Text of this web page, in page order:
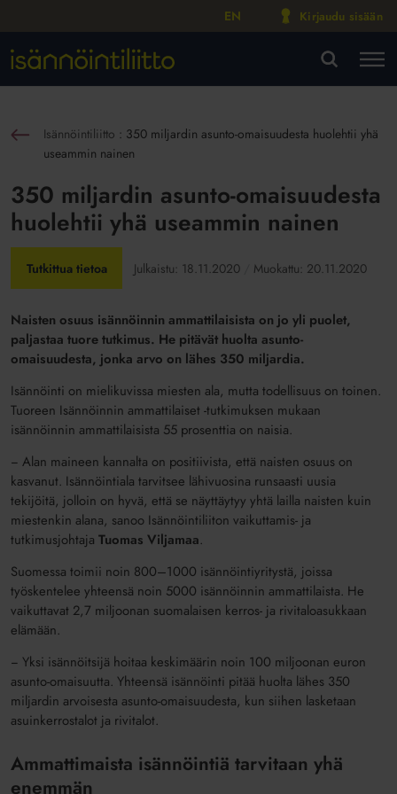
EN Kirjaudu sisään
Isännöintiliitto : 350 miljardin asunto-omaisuudesta huolehtii yhä
useammin nainen
350 miljardin asunto-omaisuudesta
huolehtii yhä useammin nainen
Tutkittua tietoa Julkaistu: 18.11.2020 Muokattu: 20.11.2020
Naisten osuus isännöinnin ammattilaisista on jo yli puolet,
paljastaa tuore tutkimus. He pitävät huolta asunto-
omaisuudesta, jonka arvo on lähes 350 miljardia.
Isännöinti on mielikuvissa miesten ala, mutta todellisuus on toinen.
Tuoreen Isännöinnin ammattilaiset -tutkimuksen mukaan
isännöinnin ammattilaisista 55 prosenttia on naisia.
− Alan maineen kannalta on positiivista, että naisten osuus on
kasvanut. Isännöintiala tarvitsee lähivuosina runsaasti uusia
tekijöitä, jolloin on hyvä, että se näyttäytyy yhtä lailla naisten kuin
miestenkin alana, sanoo Isännöintiliiton vaikuttamis- ja
tutkimusjohtajaTuomas Viljamaa.
Suomessa toimii noin 800–1000 isännöintiyritystä, joissa
työskentelee yhteensä noin 5000 isännöinnin ammattilaista. He
vaikuttavat 2,7 miljoonan suomalaisen kerros- ja rivitaloasukkaan
elämään.
− Yksi isännöitsijä hoitaa keskimäärin noin 100 miljoonan euron
asunto-omaisuutta. Yhteensä isännöinti pitää huolta lähes 350
miljardin arvoisesta asunto-omaisuudesta, kun siihen lasketaan
asuinkerrostalot ja rivitalot.
Ammattimaista isännöintiä tarvitaan yhä
enemmän